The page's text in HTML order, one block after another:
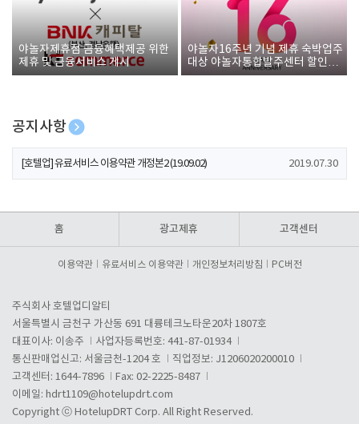
야놀자제휴점 금융혜택제공 위한
제휴 및 금융서비스 게시
야놀자16주년 기념 제휴 숙박업주
대상 야놀자통합발주센터 할인쿠
폰 증정
공지사항
[호텔업] 개인정보 처리방침 개정본1 (19.09.02)
[호텔업] 유료서비스 이용약관 개정본2 (19.09.02) 2019.07.30
홈 광고제휴 고객센터
이용약관 유료서비스 이용약관 개인정보처리방침 PC버전
주식회사 호텔업디알티
서울특별시 금천구 가산동 691 대륭테크노타운20차 1807호
대표이사: 이송주
사업자등록번호: 441-87-01934
통신판매업신고: 서울금천-1204 호
직업정보: J1206020200010
고객센터: 1644-7896
Fax: 02-2225-8487
이메일: hdrt1109@hotelupdrt.com
Copyright ⓒ HotelupDRT Corp. All Right Reserved.